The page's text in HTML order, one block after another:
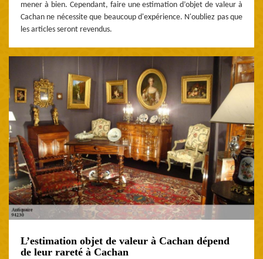
mener à bien. Cependant, faire une estimation d’objet de valeur à
Cachan ne nécessite que beaucoup d'expérience. N'oubliez pas que
les articles seront revendus.
L’estimation objet de valeur à Cachan dépend
de leur rareté à Cachan